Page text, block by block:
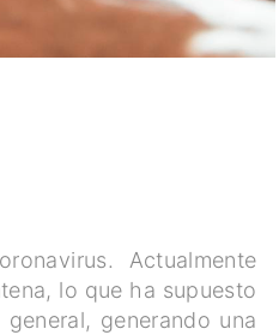
Actualmente
lo que ha supuesto
generando una